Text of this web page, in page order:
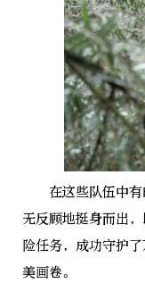
在这些队伍中有
无反顾地挺身而出
险任务，成功守护
美画卷。